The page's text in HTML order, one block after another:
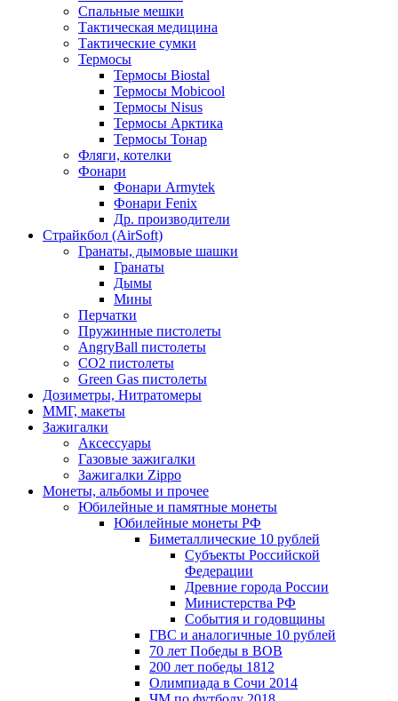
Спальные мешки
Тактическая медицина
Тактические сумки
Термосы
Термосы Biostal
Термосы Mobicool
Термосы Nisus
Термосы Арктика
Термосы Тонар
Фляги, котелки
Фонари
Фонари Armytek
Фонари Fenix
Др. производители
Страйкбол (AirSoft)
Гранаты, дымовые шашки
Гранаты
Дымы
Мины
Перчатки
Пружинные пистолеты
AngryBall пистолеты
CO2 пистолеты
Green Gas пистолеты
Дозиметры, Нитратомеры
ММГ, макеты
Зажигалки
Аксессуары
Газовые зажигалки
Зажигалки Zippo
Монеты, альбомы и прочее
Юбилейные и памятные монеты
Юбилейные монеты РФ
Биметаллические 10 рублей
Субъекты Российской
Федерации
Древние города России
Министерства РФ
События и годовщины
ГВС и аналогичные 10 рублей
70 лет Победы в ВОВ
200 лет победы 1812
Олимпиада в Сочи 2014